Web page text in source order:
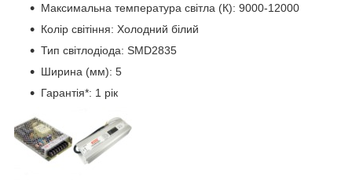
Максимальна температура світла (К): 9000-12000
Колір світіння: Холодний білий
Тип світлодіода: SMD2835
Ширина (мм): 5
Гарантія*: 1 рік